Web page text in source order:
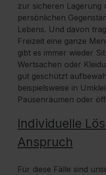
zur sicheren
persönlichen
Lebens. Und davon
Freizeit eine ganze
gibt es immer wieder
Wertsachen oder
gut geschützt
beispielsweise in
Pausenräumen oder
Individuelle
Anspruch
Für diese Fälle sind